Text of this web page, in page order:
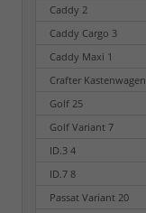
Caddy 2
Caddy Cargo 3
Caddy Maxi 1
Crafter Kastenwagen
Golf 25
Golf Variant 7
ID.3 4
ID.7 8
Passat Variant 20